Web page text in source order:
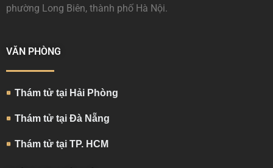
phường Long Biên, thành phố Hà Nội.
VĂN PHÒNG
Thám tử tại Hải Phòng
Thám tử tại Đà Nẵng
Thám tử tại TP. HCM